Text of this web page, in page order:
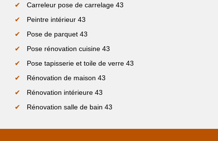
Carreleur pose de carrelage 43
Peintre intérieur 43
Pose de parquet 43
Pose rénovation cuisine 43
Pose tapisserie et toile de verre 43
Rénovation de maison 43
Rénovation intérieure 43
Rénovation salle de bain 43